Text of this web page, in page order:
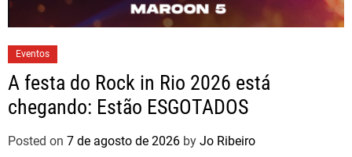
Eventos
A festa do Rock in Rio 2026 está
chegando: Estão ESGOTADOS
Posted on 7 de agosto de 2026 by Jo Ribeiro